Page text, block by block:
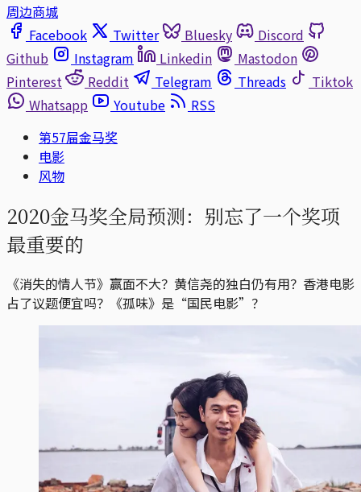
周边商城
Facebook
Twitter Bluesky
Discord
Github
Instagram Linkedin
Mastodon
Pinterest
Reddit Telegram Threads
Tiktok
Whatsapp
Youtube
RSS
第57屇金马奖
电影
风物
2020金马奖全局预测：别忘了一个奖项
最重要的
《消失的情人节》赢面不大？黄信尧的独白仍有用？香港电影
占了议题便宜吗？《孤味》是“国民电影”？